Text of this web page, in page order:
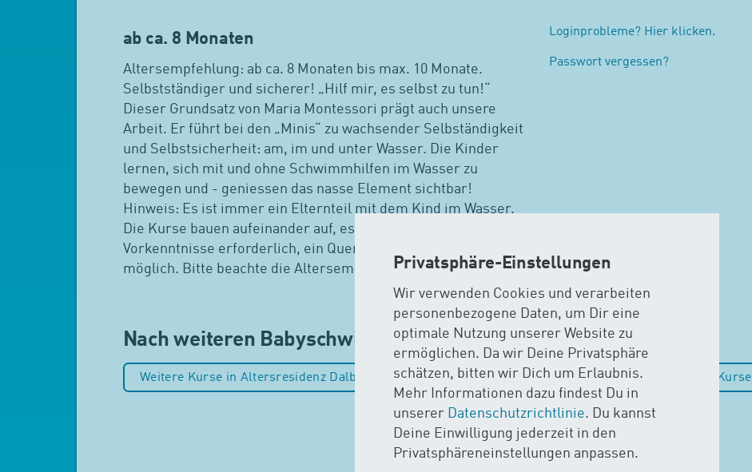
Privatsphäre-Einstellungen
Wir verwenden Cookies und verarbeiten
personenbezogene Daten, um Dir eine
optimale Nutzung unserer Website zu
ermöglichen. Da wir Deine Privatsphäre
schätzen, bitten wir Dich um Erlaubnis.
Mehr Informationen dazu findest Du in
unserer Datenschutzrichtlinie. Du kannst
Deine Einwilligung jederzeit in den
Privatsphäreneinstellungen anpassen.
ab ca. 8 Monaten
Altersempfehlung: ab ca. 8 Monaten bis max. 10 Monate.
Selbstständiger und sicherer! „Hilf mir, es selbst zu tun!“
Dieser Grundsatz von Maria Montessori prägt auch unsere
Arbeit. Er führt bei den „Minis“ zu wachsender Selbständigkeit
und Selbstsicherheit: am, im und unter Wasser. Die Kinder
lernen, sich mit und ohne Schwimmhilfen im Wasser zu
bewegen und - geniessen das nasse Element sichtbar!
Hinweis: Es ist immer ein Elternteil mit dem Kind im Wasser.
Die Kurse bauen aufeinander auf, es sind aber keine
Vorkenntnisse erforderlich, ein Quereinstieg ist jederzeit
möglich. Bitte beachte die Altersempfehlung.
Loginprobleme? Hier klicken.
Passwort vergessen?
Nach weiteren Babyschwimmkursen suchen
Weitere Kurse in Altersresidenz Dalbehof Basel (FF) Weitere Kurse in Basel-Stadt Alle Kurse